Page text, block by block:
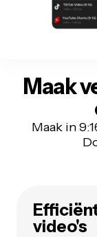
Maak
Maak in
video's